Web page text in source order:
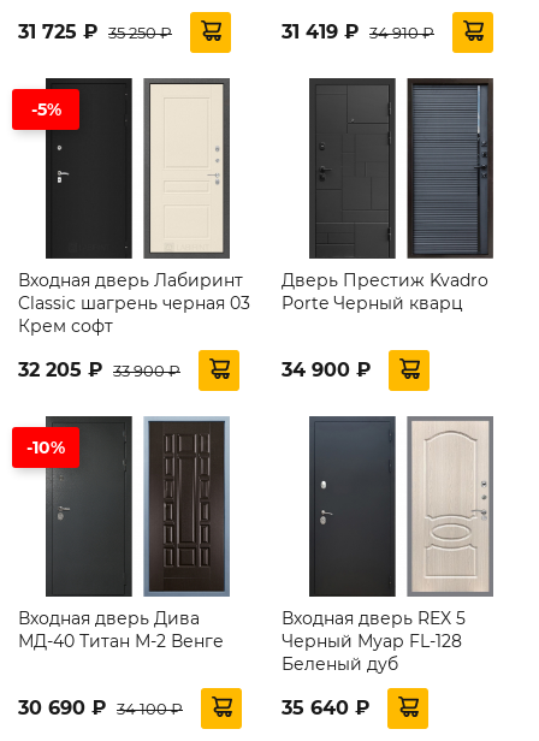
31 725 ₽ 35 250 ₽ 31 419 ₽ 34 910 ₽
-5%
Входная дверь Лабиринт
Classic шагрень черная 03
Крем софт
32 205 ₽ 33 900 ₽
Дверь Престиж Kvadro
Porte Черный кварц
34 900 ₽
-10%
Входная дверь Дива
МД-40 Титан М-2 Венге
30 690 ₽ 34 100 ₽
Входная дверь REX 5
Черный Муар FL-128
Беленый дуб
35 640 ₽